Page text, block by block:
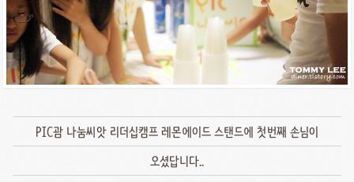
PIC괌 나눔씨앗 리더십캠프 레몬에이드 스탠드에 첫번째 손님이
오셨답니다..